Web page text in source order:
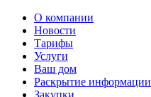
О компании
Новости
Тарифы
Услуги
Ваш дом
Раскрытие информации
Закупки